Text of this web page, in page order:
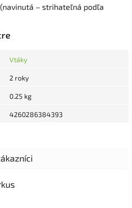
– strihateľná podľa
Vtáky
2 roky
0.25 kg
4260286384393